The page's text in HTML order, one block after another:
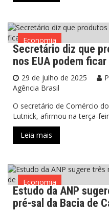
Economia
Secretário diz que
nos EUA podem
29 de julho de 2025
Agência Brasil
O secretário de Comércio
Lutnick, afirmou na terça-
Leia mais
Economia
Estudo da ANP
pré-sal da Bacia de